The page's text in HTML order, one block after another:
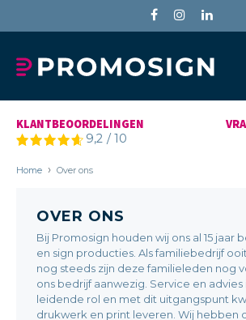
KLANTBEOORDELINGEN
9,2 /10
Home Over ons
OVER ONS
Bij Promosign houden wij ons al 15 jaar
en sign producties. Als familiebedrijf
nog steeds zijn deze familieleden nog
ons bedrijf aanwezig. Service en advies
leidende rol en met dit uitgangspunt
drukwerk en print leveren. Wij hebben